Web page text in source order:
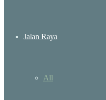
Jalan Raya
All